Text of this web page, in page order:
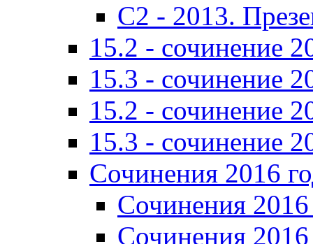
C2 - 2013.
15.2 - сочинение
15.3 - сочинение
15.2 - сочинение
15.3 - сочинение
Сочинения 2016
Сочинения
Сочинения